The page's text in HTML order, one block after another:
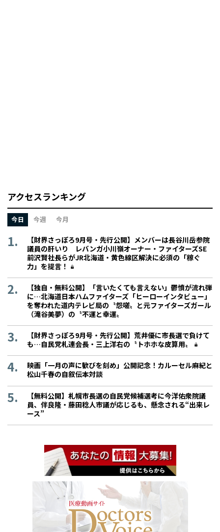
アクセスランキング
今日 今週 今月
【財界さっぽろ9月号・先行公開】メンバーは長谷川岳参院
議員の肝いり レバンガ小川嶺オーナー・ファイターズSE
前沢賢社長らがJR北海道・黄色線区解決に必須の「稼ぐ
力」を提言！
【独自・無料公開】「言いたくても言えない」鬱憤が流れ弾
に…北海道日本ハムファイターズ「ヒーローインタビュー」
を奪われた道内テレビ局の〝怨嗟〟と元ファイターズガール
（滝谷美夢）の〝不運と幸運〟
【財界さっぽろ9月号・先行公開】荒井優に市長選で負けて
も…自民党札連会長・三上洋右の〝トホホな皮算用〟
映画「一月の声に歓びを刻め」公開記念！カルーセル麻紀と
松山千春の自叙伝本対談
【無料公開】札幌市長選の自民党候補選考に今洋佑衆院議
員、伴良隆・藤田稔人市議が応じるも、懸念される“出来レ
ース”